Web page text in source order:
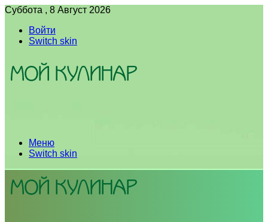
Суббота , 8 Август 2026
Войти
Switch skin
Меню
Switch skin